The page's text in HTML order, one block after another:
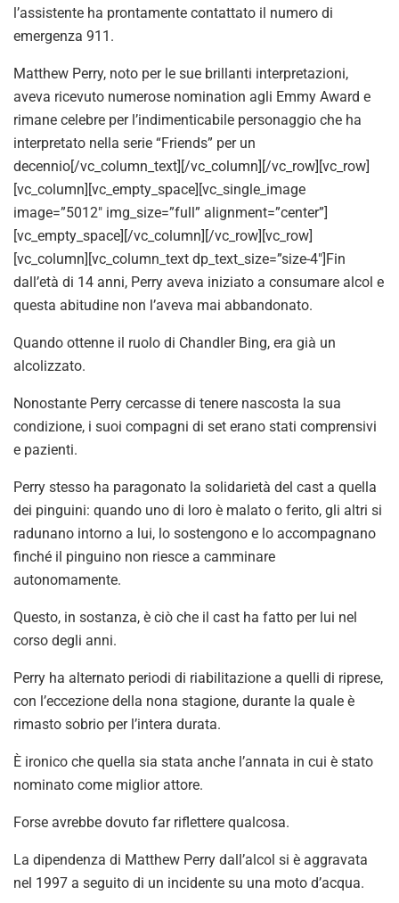
l’assistente ha prontamente contattato il numero di
emergenza 911.
Matthew Perry, noto per le sue brillanti interpretazioni,
aveva ricevuto numerose nomination agli Emmy Award e
rimane celebre per l’indimenticabile personaggio che ha
interpretato nella serie “Friends” per un
decennio[/vc_column_text][/vc_column][/vc_row][vc_row]
[vc_column][vc_empty_space][vc_single_image
image=”5012″ img_size=”full” alignment=”center”]
[vc_empty_space][/vc_column][/vc_row][vc_row]
[vc_column][vc_column_text dp_text_size=”size-4″]Fin
dall’età di 14 anni, Perry aveva iniziato a consumare alcol e
questa abitudine non l’aveva mai abbandonato.
Quando ottenne il ruolo di Chandler Bing, era già un
alcolizzato.
Nonostante Perry cercasse di tenere nascosta la sua
condizione, i suoi compagni di set erano stati comprensivi
e pazienti.
Perry stesso ha paragonato la solidarietà del cast a quella
dei pinguini: quando uno di loro è malato o ferito, gli altri si
radunano intorno a lui, lo sostengono e lo accompagnano
finché il pinguino non riesce a camminare
autonomamente.
Questo, in sostanza, è ciò che il cast ha fatto per lui nel
corso degli anni.
Perry ha alternato periodi di riabilitazione a quelli di riprese,
con l’eccezione della nona stagione, durante la quale è
rimasto sobrio per l’intera durata.
È ironico che quella sia stata anche l’annata in cui è stato
nominato come miglior attore.
Forse avrebbe dovuto far riflettere qualcosa.
La dipendenza di Matthew Perry dall’alcol si è aggravata
nel 1997 a seguito di un incidente su una moto d’acqua.